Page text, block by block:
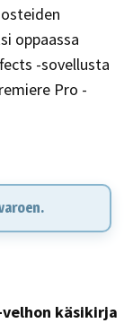
oppaassa
-sovellusta
Pro -
velhon käsikirja